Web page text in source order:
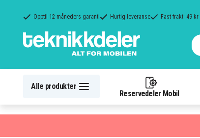
Opptil 12 måneders garanti Hurtig leveranse Fast frakt: 49 kr
Alle produkter
Reservedeler Mobil